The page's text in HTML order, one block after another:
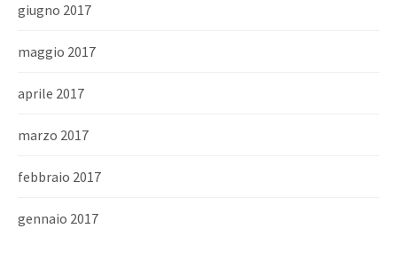
giugno 2017
maggio 2017
aprile 2017
marzo 2017
febbraio 2017
gennaio 2017